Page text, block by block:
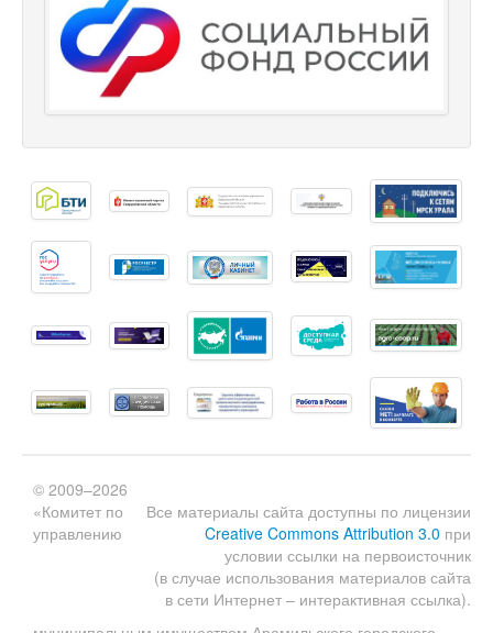
Все материалы сайта доступны по лицензии
Creative Commons Attribution 3.0 при
условии ссылки на первоисточник
(в случае использования материалов сайта
в сети Интернет – интерактивная ссылка).
© 2009–2026
«Комитет по
управлению